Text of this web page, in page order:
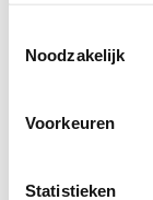
Noodzakelijk
Voorkeuren
Statistieken